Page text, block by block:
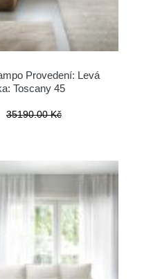
Provedení: Levá
Toscany 45
35190.00 Kč